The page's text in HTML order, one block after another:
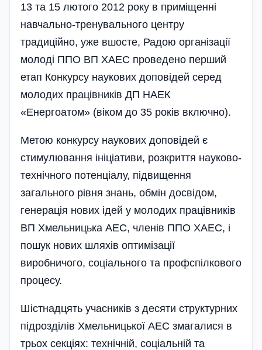
13 та 15 лютого 2012 року в приміщенні
навчально-тренувального центру
традиційно, уже вшосте, Радою організації
молоді ППО ВП ХАЕС проведено перший
етап Конкурсу наукових доповідей серед
молодих працівників ДП НАЕК
«Енергоатом» (віком до 35 років включно).
Метою конкурсу наукових доповідей є
стимулювання ініціативи, розкриття науково-
технічного потенціалу, підвищення
загального рівня знань, обмін досвідом,
генерація нових ідей у молодих працівників
ВП Хмельницька АЕС, членів ППО ХАЕС, і
пошук нових шляхів оптимізації
виробничого, соціального та профспілкового
процесу.
Шістнадцять учасників з десяти структурних
підрозділів Хмельницької АЕС змагалися в
трьох секціях: технічній, соціальній та